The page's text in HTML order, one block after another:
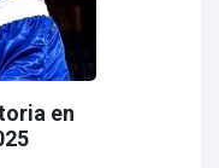
en